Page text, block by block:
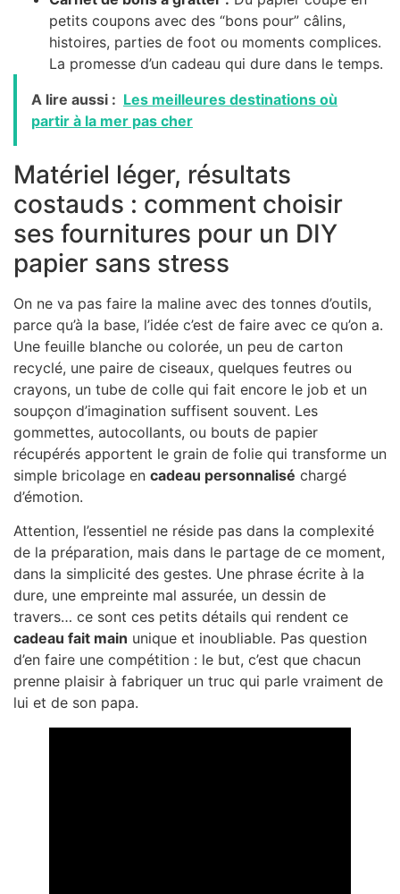
petits coupons avec des “bons pour” câlins,
histoires, parties de foot ou moments complices.
La promesse d’un cadeau qui dure dans le temps.
A lire aussi : Les meilleures destinations où
partir à la mer pas cher
Matériel léger, résultats
costauds : comment choisir
ses fournitures pour un DIY
papier sans stress
On ne va pas faire la maline avec des tonnes d’outils,
parce qu’à la base, l’idée c’est de faire avec ce qu’on a.
Une feuille blanche ou colorée, un peu de carton
recyclé, une paire de ciseaux, quelques feutres ou
crayons, un tube de colle qui fait encore le job et un
soupçon d’imagination suffisent souvent. Les
gommettes, autocollants, ou bouts de papier
récupérés apportent le grain de folie qui transforme un
simple bricolage en cadeau personnalisé chargé
d’émotion.
Attention, l’essentiel ne réside pas dans la complexité
de la préparation, mais dans le partage de ce moment,
dans la simplicité des gestes. Une phrase écrite à la
dure, une empreinte mal assurée, un dessin de
travers… ce sont ces petits détails qui rendent ce
cadeau fait main unique et inoubliable. Pas question
d’en faire une compétition : le but, c’est que chacun
prenne plaisir à fabriquer un truc qui parle vraiment de
lui et de son papa.